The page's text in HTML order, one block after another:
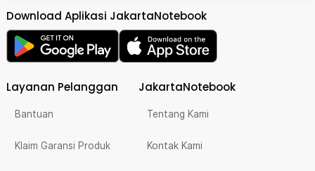
Download Aplikasi JakartaNotebook
Layanan Pelanggan
Bantuan
Klaim Garansi Produk
JakartaNotebook
Tentang Kami
Kontak Kami